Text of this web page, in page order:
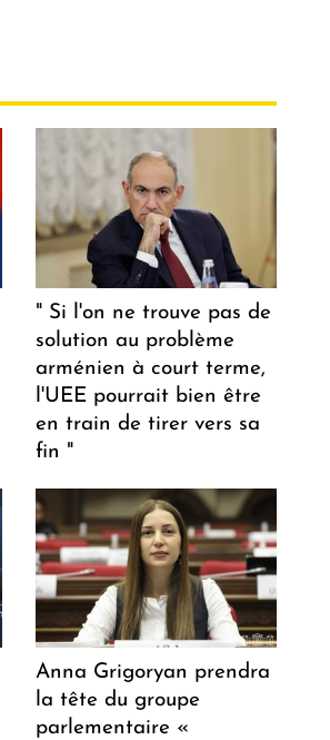
" Si l'on ne trouve pas de
solution au problème
arménien à court terme,
l'UEE pourrait bien être
en train de tirer vers sa
fin "
Anna Grigoryan prendra
la tête du groupe
parlementaire «